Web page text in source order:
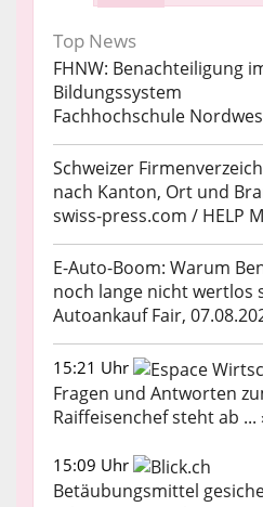
Top News
FHNW: Benachteiligung
Bildungssystem
Fachhochschule
Schweizer
nach Kanton, Ort und
swiss-press.com / HELP
E-Auto-Boom: Warum
noch lange nicht wertlos
Autoankauf Fair,
15:21 Uhr
Fragen und Antworten
Raiffeisenchef steht ab ...
15:09 Uhr
Betäubungsmittel